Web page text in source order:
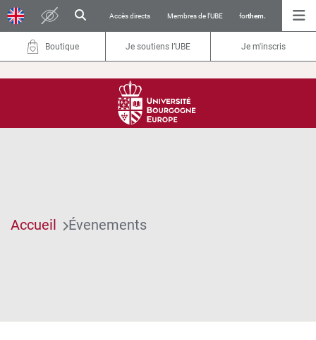
Accès directs Membres de l’UBE forthem.
Boutique Je soutiens l’UBE Je m'inscris
Accueil Évenements